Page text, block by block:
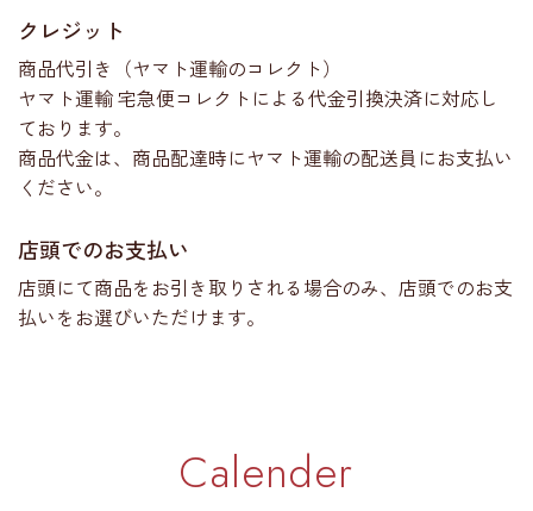
クレジット
商品代引き（ヤマト運輸のコレクト）
ヤマト運輸 宅急便コレクトによる代金引換決済に対応し
ております。
商品代金は、商品配達時にヤマト運輸の配送員にお支払い
ください。
店頭でのお支払い
店頭にて商品をお引き取りされる場合のみ、店頭でのお支
払いをお選びいただけます。
Calender